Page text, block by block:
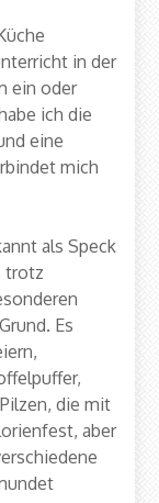
in der
ein oder
ich die
eine
mich
als Speck
trotz
Es
die mit
aber